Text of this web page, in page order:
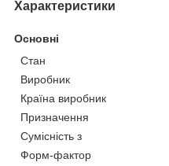
Характеристики
Основні
Стан
Виробник
Країна виробник
Призначення
Сумісність з
Форм-фактор